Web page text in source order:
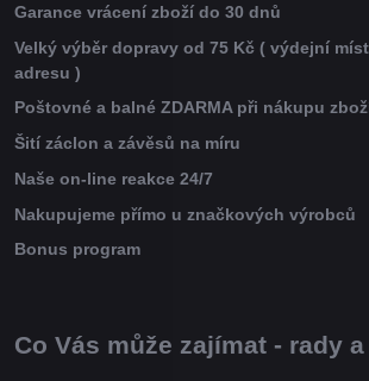
Garance vrácení zboží do 30 dnů
Velký výběr dopravy od 75 Kč ( výdejní
adresu )
Poštovné a balné ZDARMA při nákupu
Šití záclon a závěsů na míru
Naše on-line reakce 24/7
Nakupujeme přímo u značkových výrobců
Bonus program
Co Vás může zajímat - rady